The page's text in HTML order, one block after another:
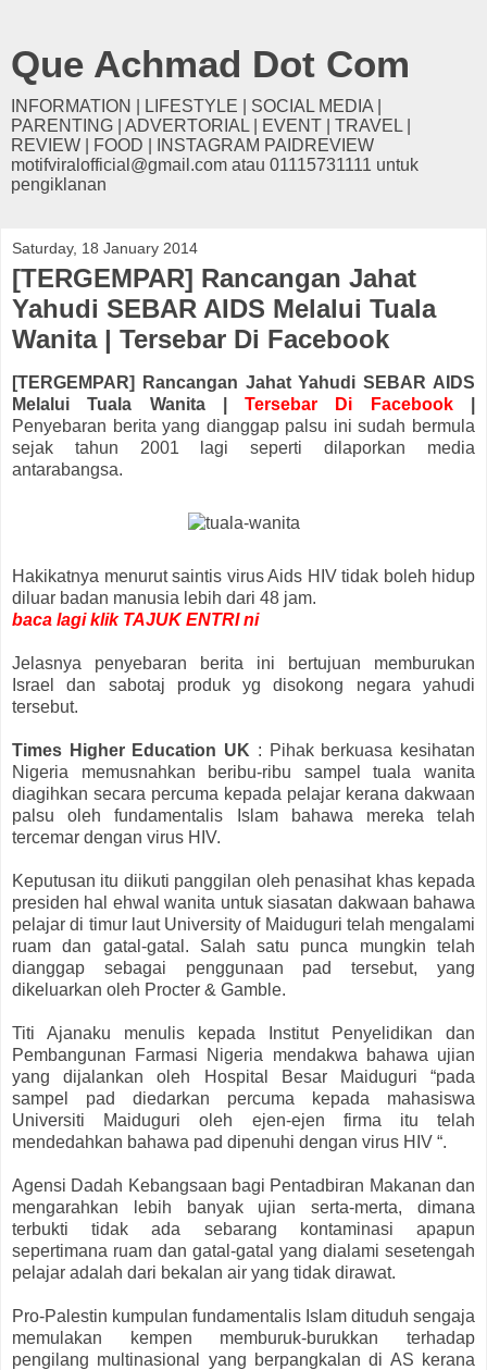
Que Achmad Dot Com
INFORMATION | LIFESTYLE | SOCIAL MEDIA |
PARENTING | ADVERTORIAL | EVENT | TRAVEL |
REVIEW | FOOD | INSTAGRAM PAIDREVIEW
motifviralofficial@gmail.com atau 01115731111 untuk
pengiklanan
Saturday, 18 January 2014
[TERGEMPAR] Rancangan Jahat
Yahudi SEBAR AIDS Melalui Tuala
Wanita | Tersebar Di Facebook
[TERGEMPAR] Rancangan Jahat Yahudi SEBAR AIDS
Melalui Tuala Wanita |Tersebar Di Facebook|
Penyebaran berita yang dianggap palsu ini sudah bermula
sejak tahun 2001 lagi seperti dilaporkan media
antarabangsa.
Hakikatnya menurut saintis virus Aids HIV tidak boleh hidup
diluar badan manusia lebih dari 48 jam.
baca lagi klik TAJUK ENTRI ni
Jelasnya penyebaran berita ini bertujuan memburukan
Israel dan sabotaj produk yg disokong negara yahudi
tersebut.
Times Higher Education UK : Pihak berkuasa kesihatan
Nigeria memusnahkan beribu-ribu sampel tuala wanita
diagihkan secara percuma kepada pelajar kerana dakwaan
palsu oleh fundamentalis Islam bahawa mereka telah
tercemar dengan virus HIV.
Keputusan itu diikuti panggilan oleh penasihat khas kepada
presiden hal ehwal wanita untuk siasatan dakwaan bahawa
pelajar di timur laut University of Maiduguri telah mengalami
ruam dan gatal-gatal. Salah satu punca mungkin telah
dianggap sebagai penggunaan pad tersebut, yang
dikeluarkan oleh Procter & Gamble.
Titi Ajanaku menulis kepada Institut Penyelidikan dan
Pembangunan Farmasi Nigeria mendakwa bahawa ujian
yang dijalankan oleh Hospital Besar Maiduguri “pada
sampel pad diedarkan percuma kepada mahasiswa
Universiti Maiduguri oleh ejen-ejen firma itu telah
mendedahkan bahawa pad dipenuhi dengan virus HIV “.
Agensi Dadah Kebangsaan bagi Pentadbiran Makanan dan
mengarahkan lebih banyak ujian serta-merta, dimana
terbukti tidak ada sebarang kontaminasi apapun
sepertimana ruam dan gatal-gatal yang dialami sesetengah
pelajar adalah dari bekalan air yang tidak dirawat.
Pro-Palestin kumpulan fundamentalis Islam dituduh sengaja
memulakan kempen memburuk-burukkan terhadap
pengilang multinasional yang berpangkalan di AS kerana